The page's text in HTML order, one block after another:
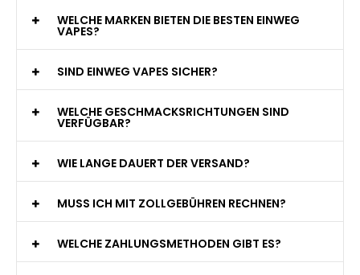
WELCHE MARKEN BIETEN DIE BESTEN EINWEG
VAPES?
SIND EINWEG VAPES SICHER?
WELCHE GESCHMACKSRICHTUNGEN SIND
VERFÜGBAR?
WIE LANGE DAUERT DER VERSAND?
MUSS ICH MIT ZOLLGEBÜHREN RECHNEN?
WELCHE ZAHLUNGSMETHODEN GIBT ES?